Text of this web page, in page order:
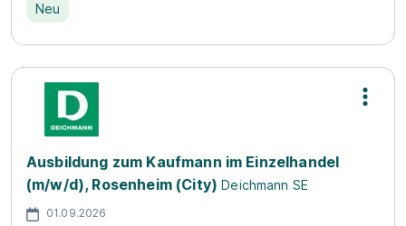
Neu
Ausbildung zum Kaufmann im Einzelhandel
(m/w/d), Rosenheim (City) Deichmann SE
01.09.2026